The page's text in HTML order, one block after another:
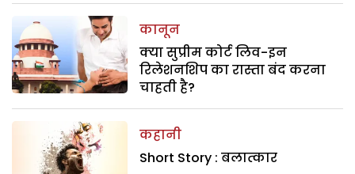
कानून
क्या सुप्रीम कोर्ट लिव-इन
रिलेशनशिप का रास्ता बंद करना
चाहती है?
कहानी
Short Story : बलात्कार